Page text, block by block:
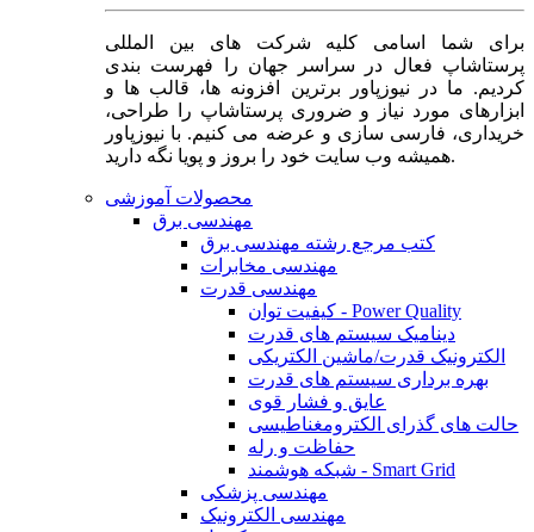
برای شما اسامی کلیه شرکت های بین المللی
پرستاشاپ فعال در سراسر جهان را فهرست بندی
کردیم. ما در نیوزپاور برترین افزونه ها، قالب ها و
ابزارهای مورد نیاز و ضروری پرستاشاپ را طراحی،
خریداری، فارسی سازی و عرضه می کنیم. با نیوزپاور
همیشه وب سایت خود را بروز و پویا نگه دارید.
محصولات آموزشی
مهندسی برق
کتب مرجع رشته مهندسی برق
مهندسی مخابرات
مهندسی قدرت
کیفیت توان - Power Quality
دینامیک سیستم های قدرت
الکترونیک قدرت/ماشین الکتریکی
بهره برداری سیستم های قدرت
عایق و فشار قوی
حالت های گذرای الکترومغناطیسی
حفاظت و رله
شبکه هوشمند - Smart Grid
مهندسی پزشکی
مهندسی الکترونیک